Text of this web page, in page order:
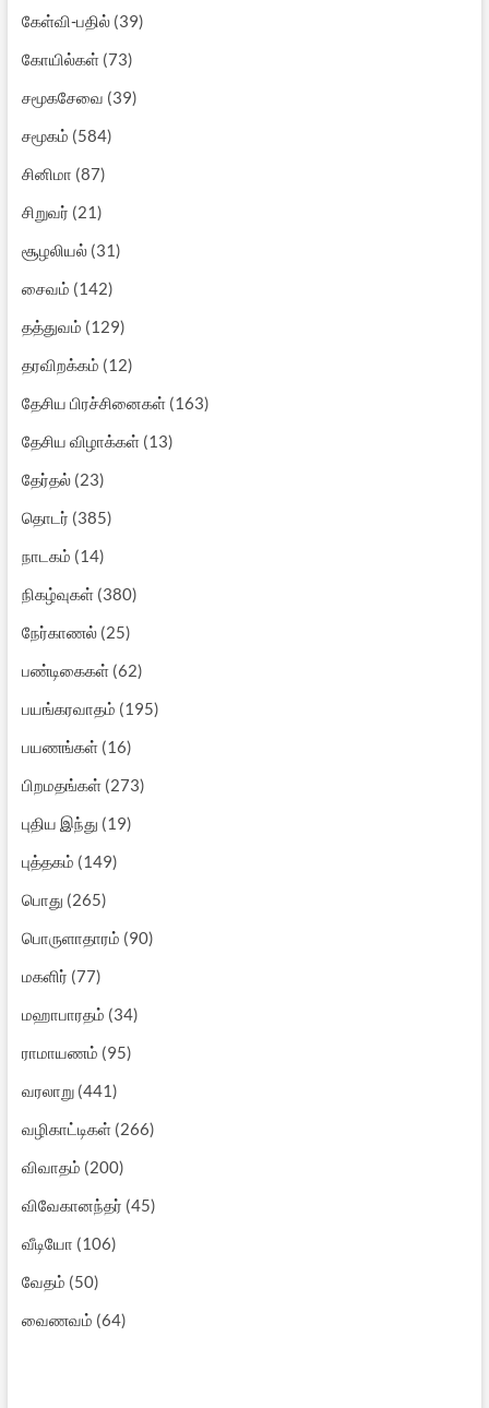
கேள்வி-பதில்(39)
கோயில்கள்(73)
சமூகசேவை (39)
சமூகம் (584)
சினிமா (87)
சிறுவர் (21)
சூழலியல்(31)
சைவம் (142)
தத்துவம் (129)
தரவிறக்கம் (12)
தேசிய பிரச்சினைகள்(163)
தேசிய விழாக்கள்(13)
தேர்தல்(23)
தொடர் (385)
நாடகம் (14)
நிகழ்வுகள்(380)
நேர்காணல்(25)
பண்டிகைகள்(62)
பயங்கரவாதம் (195)
பயணங்கள்(16)
பிறமதங்கள்(273)
புதிய இந்து (19)
புத்தகம் (149)
பொது (265)
பொருளாதாரம் (90)
மகளிர் (77)
மஹாபாரதம் (34)
ராமாயணம் (95)
வரலாறு(441)
வழிகாட்டிகள்(266)
விவாதம் (200)
விவேகானந்தர் (45)
வீடியோ (106)
வேதம் (50)
வைணவம் (64)